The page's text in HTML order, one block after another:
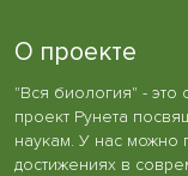
О проекте
"Вся биология" - это
проект Рунета
наукам. У нас можно
достижениях в